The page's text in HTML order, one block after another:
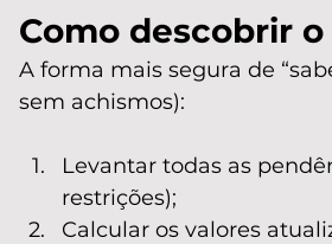
Como descobrir
A forma mais segura de
sem achismos):
Levantar todas as
restrições);
Calcular os valores